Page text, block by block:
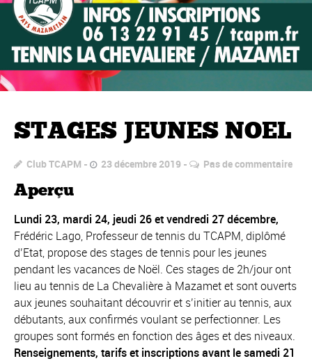
STAGES JEUNES NOEL
Club TCAPM 23 décembre 2019 Pas de commentaire
Aperçu
Lundi 23, mardi 24, jeudi 26 et vendredi 27 décembre,
Frédéric Lago, Professeur de tennis du TCAPM, diplômé
d’Etat, propose des stages de tennis pour les jeunes
pendant les vacances de Noël. Ces stages de 2h/jour ont
lieu au tennis de La Chevalière à Mazamet et sont ouverts
aux jeunes souhaitant découvrir et s’initier au tennis, aux
débutants, aux confirmés voulant se perfectionner. Les
groupes sont formés en fonction des âges et des niveaux.
Renseignements, tarifs et inscriptions avant le samedi 21